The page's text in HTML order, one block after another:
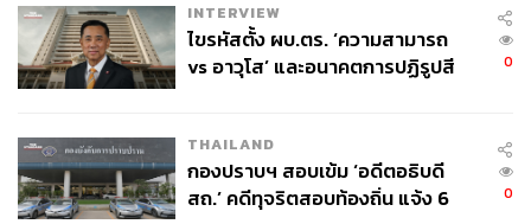
55
ABOUT THE AUTHOR
อนุชิต ไกรวิจิตร
INTERVIEW
ไขรหัสตั้ง ผบ.ตร. ‘ความสามารถ
vs อาวุโส’ และอนาคตการปฏิรูปสี
0
THAILAND
กองปราบฯ สอบเข้ม ‘อดีตอธิบดี
สถ.’ คดีทุจริตสอบท้องถิ่น แจ้ง 6
0